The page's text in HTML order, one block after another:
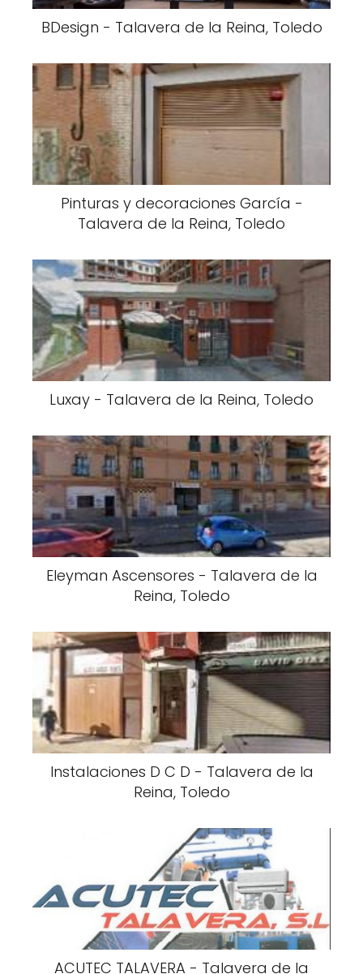
BDesign - Talavera de la Reina, Toledo
Pinturas y decoraciones García -
Talavera de la Reina, Toledo
Luxay - Talavera de la Reina, Toledo
Eleyman Ascensores - Talavera de la
Reina, Toledo
Instalaciones D C D - Talavera de la
Reina, Toledo
ACUTEC TALAVERA - Talavera de la